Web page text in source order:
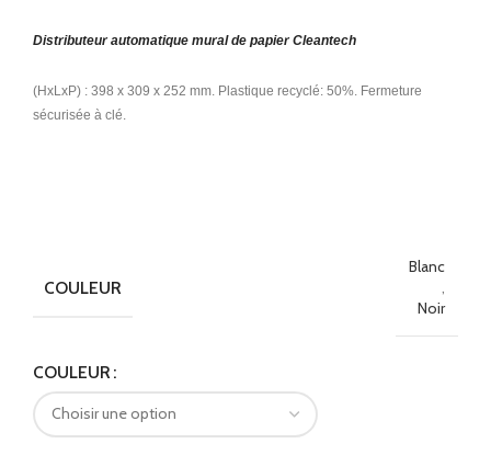
Distributeur automatique mural de papier Cleantech
(HxLxP) : 398 x 309 x 252 mm. Plastique recyclé: 50%. Fermeture
sécurisée à clé.
COULEUR
Blanc
,
Noir
COULEUR
Alternative: